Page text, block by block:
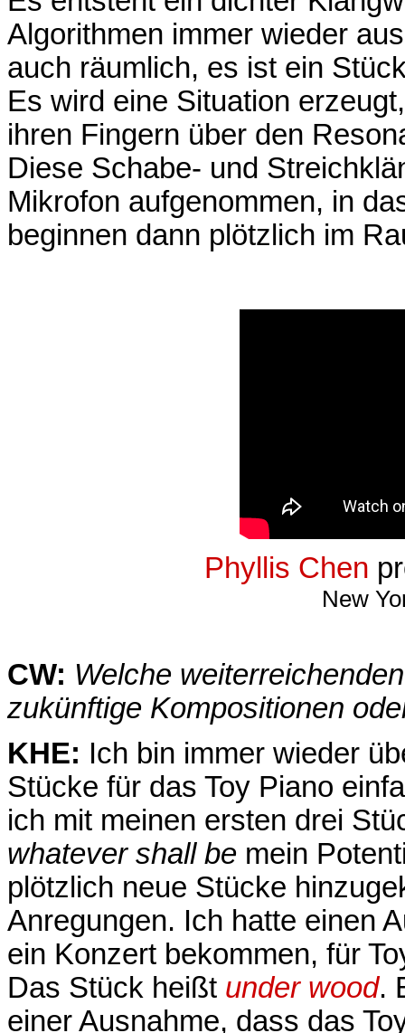
Algorithmen immer wieder
auch räumlich, es ist ein
Es wird eine Situation
ihren Fingern über den
Diese Schabe- und
Mikrofon aufgenommen, in
beginnen dann plötzlich im
Phyllis Chen
New
CW: Welche
zukünftige Kompositionen
KHE: Ich bin immer wieder
Stücke für das Toy Piano
ich mit meinen ersten drei
whatever shall be mein
plötzlich neue Stücke
Anregungen. Ich hatte einen
ein Konzert bekommen, für
Das Stück heißt under wood.
einer Ausnahme, dass das